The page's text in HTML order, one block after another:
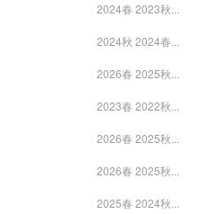
2024春 2023秋...
2024秋 2024春...
2026春 2025秋...
2023春 2022秋...
2026春 2025秋...
2026春 2025秋...
2025春 2024秋...